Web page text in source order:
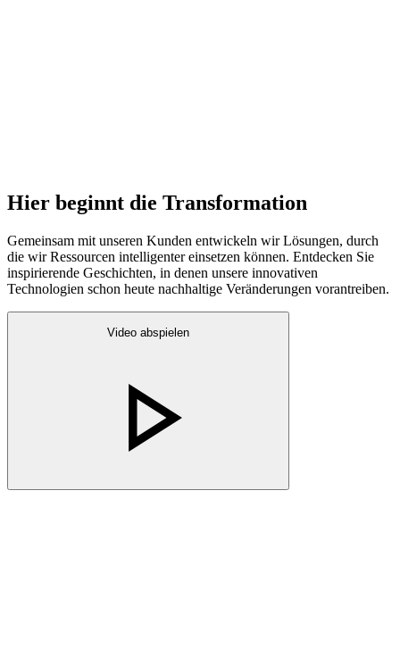
Hier beginnt die Transformation
Gemeinsam mit unseren Kunden entwickeln wir Lösungen, durch
die wir Ressourcen intelligenter einsetzen können. Entdecken Sie
inspirierende Geschichten, in denen unsere innovativen
Technologien schon heute nachhaltige Veränderungen vorantreiben.
Video abspielen